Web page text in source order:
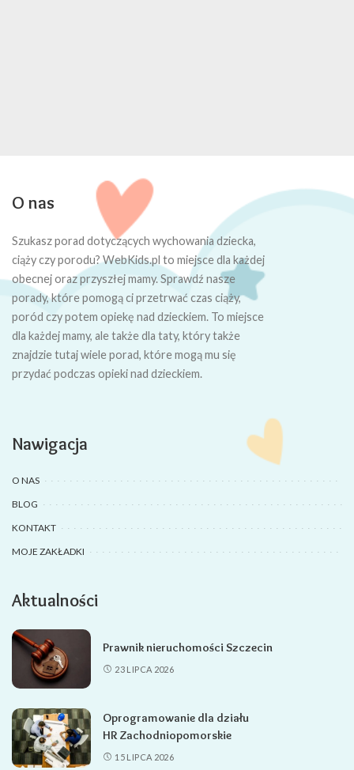
O nas
Szukasz porad dotyczących wychowania dziecka,
ciąży czy porodu? WebKids.pl to miejsce dla każdej
obecnej oraz przyszłej mamy. Sprawdź nasze
porady, które pomogą ci przetrwać czas ciąży,
poród czy potem opiekę nad dzieckiem. To miejsce
dla każdej mamy, ale także dla taty, który także
znajdzie tutaj wiele porad, które mogą mu się
przydać podczas opieki nad dzieckiem.
Nawigacja
O NAS
BLOG
KONTAKT
MOJE ZAKŁADKI
Aktualności
Prawnik nieruchomości Szczecin
23 LIPCA 2026
Oprogramowanie dla działu
HR Zachodniopomorskie
15 LIPCA 2026